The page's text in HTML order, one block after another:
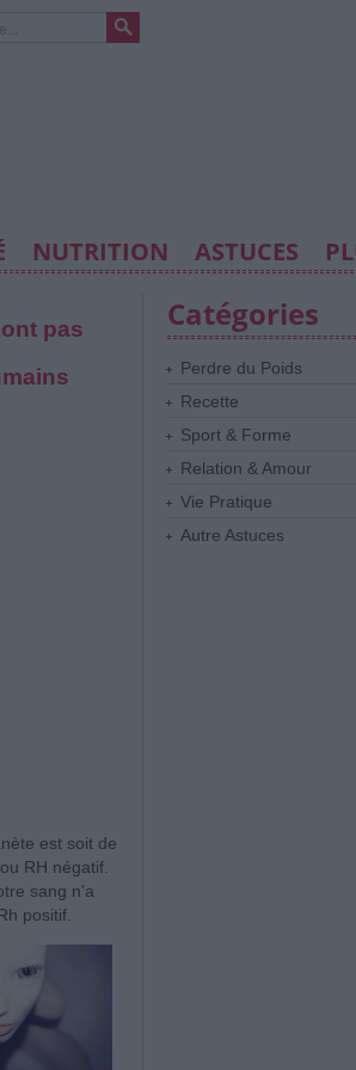
NUTRITION ASTUCES
pas
est soit de
RH négatif.
sang n'a
positif.
Catégories
Perdre du Poids
Recette
Sport & Forme
Relation & Amour
Vie Pratique
Autre Astuces